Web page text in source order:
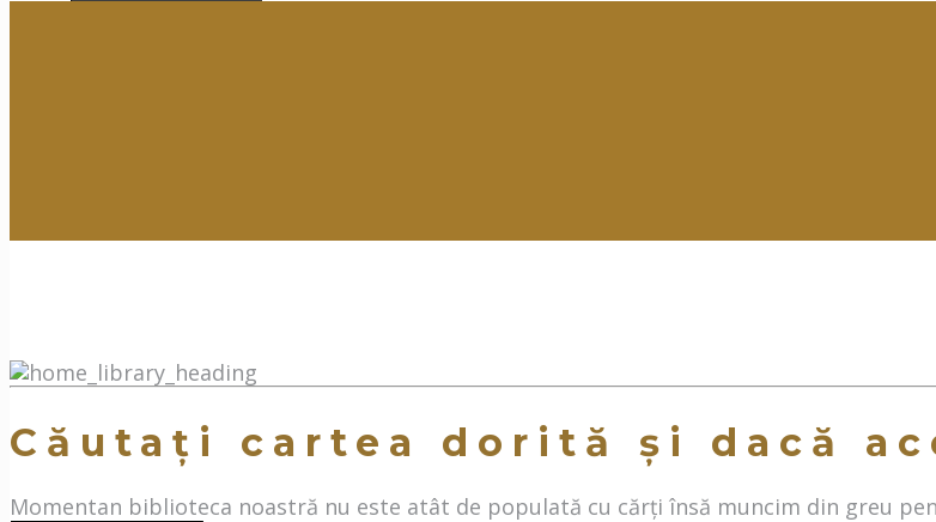
Căutați cartea dorită și dacă
Momentan biblioteca noastră nu este atât de populată cu cărți însă muncim din greu